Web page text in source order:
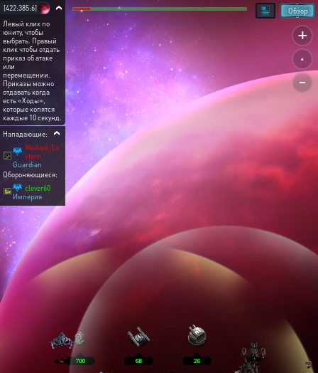
+
.
-
Обзор
[422:385:6]
Левый клик по
юниту, чтобы
выбрать. Правый
клик чтобы отдать
приказ об атаке
или
перемещении.
Приказы можно
отдавать когда
есть «Ходы»,
которые копятся
каждые 10 секунд.
Нападающие:
Medved_Ea
stern
Guardian
Обороняющиеся:
clever60
Империя